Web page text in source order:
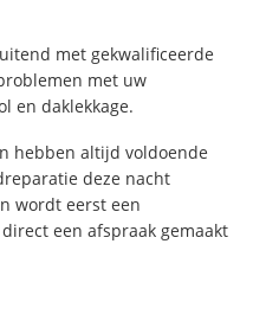
met gekwalificeerde
met uw
en daklekkage.
hebben altijd voldoende
deze nacht
wordt eerst een
een afspraak gemaakt